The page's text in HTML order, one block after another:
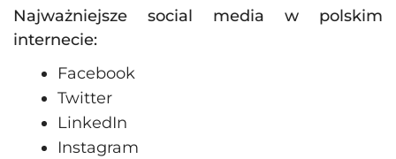
Najważniejsze social media w polskim
internecie:
Facebook
Twitter
LinkedIn
Instagram